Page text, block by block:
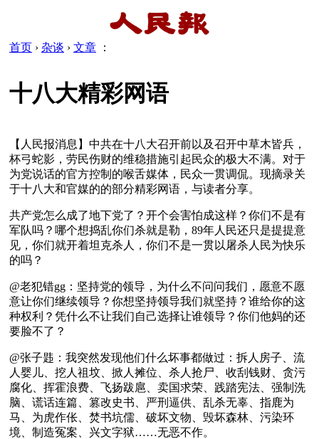
首页 › 杂谈 › 文章 ：
十八大精彩网语
【人民报消息】中共在十八大召开前以及召开中草木皆兵，
杯弓蛇影，劳民伤财的维稳措施引起民众的极大不满。对于
为党说话的官方控制的喉舌媒体，民众一贯调侃。现摘录关
于十八大和官媒的的部分精彩网语，与读者分享。
共产党怎么成了地下党了？开个会害怕成这样？你们不是有
军队吗？哪个想捣乱你们杀就是勒，89年人民还只是提提意
见，你们就开着坦克杀人，你们不是一贯以屠杀人民为快乐
的吗？
@老犯错gg：坚持党的领导，为什么不问问我们，愿意不愿
意让你们继续领导？你想坚持领导我们就坚持？谁给你的这
种权利？凭什么不让我们自己选择让谁领导？你们他妈的还
要脸不了？
@张子韪：我突然发现他们什么坏事都做过：拆人房子、流
人婴儿、挖人祖坟、掀人摊位、杀人抢尸、收刮钱财、贪污
腐化、挥霍浪费、飞扬跋扈、卖国求荣、践踏宪法、强制洗
脑、谎话连篇、篡改史书、严刑逼供、乱杀无辜、指鹿为
马、为虎作伥、焚书坑儒、破坏文物、毁坏森林、污染环
境、制造冤案、兴文字狱……无恶不作。